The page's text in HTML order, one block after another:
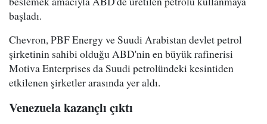
başladı.
Chevron, PBF Energy ve Suudi Arabistan devlet petrol
şirketinin sahibi olduğu ABD'nin en büyük rafinerisi
Motiva Enterprises da Suudi petrolündeki kesintiden
etkilenen şirketler arasında yer aldı.
Venezuela kazançlı çıktı